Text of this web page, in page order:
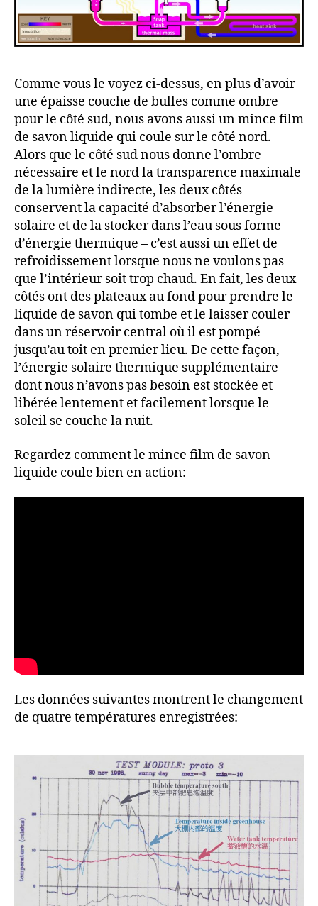
Comme vous le voyez ci-dessus, en plus d’avoir
une épaisse couche de bulles comme ombre
pour le côté sud, nous avons aussi un mince film
de savon liquide qui coule sur le côté nord.
Alors que le côté sud nous donne l’ombre
nécessaire et le nord la transparence maximale
de la lumière indirecte, les deux côtés
conservent la capacité d’absorber l’énergie
solaire et de la stocker dans l’eau sous forme
d’énergie thermique – c’est aussi un effet de
refroidissement lorsque nous ne voulons pas
que l’intérieur soit trop chaud. En fait, les deux
côtés ont des plateaux au fond pour prendre le
liquide de savon qui tombe et le laisser couler
dans un réservoir central où il est pompé
jusqu’au toit en premier lieu. De cette façon,
l’énergie solaire thermique supplémentaire
dont nous n’avons pas besoin est stockée et
libérée lentement et facilement lorsque le
soleil se couche la nuit.
Regardez comment le mince film de savon
liquide coule bien en action:
Les données suivantes montrent le changement
de quatre températures enregistrées: